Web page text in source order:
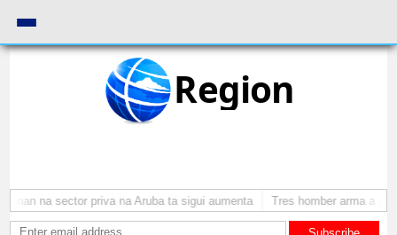
Region
na sector priva na Aruba ta sigui aumenta Tres homber arma a